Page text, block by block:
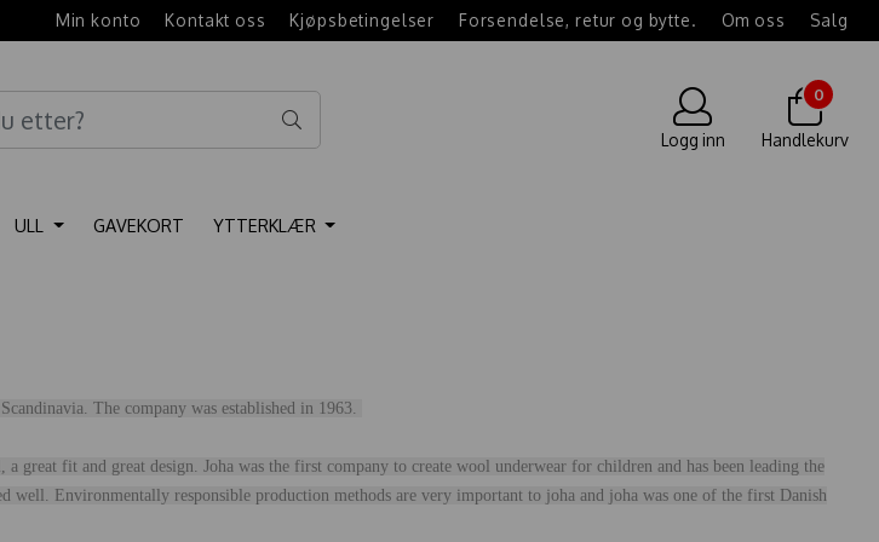
Min konto Kontakt oss Kjøpsbetingelser Forsendelse, retur og bytte. Om oss Salg
Logg inn
0
Handlekurv
ULL GAVEKORT YTTERKLÆR
The company was established in 1963.
great fit and great design. Joha was the first company to create wool underwear for children and has been leading the
well. Environmentally responsible production methods are very important to joha and joha was one of the first Danish